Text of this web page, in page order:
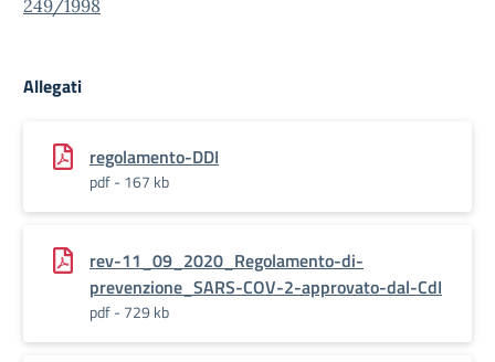
249/1998
Allegati
regolamento-DDI
pdf - 167 kb
rev-11_09_2020_Regolamento-di-
prevenzione_SARS-COV-2-approvato-dal-CdI
pdf - 729 kb